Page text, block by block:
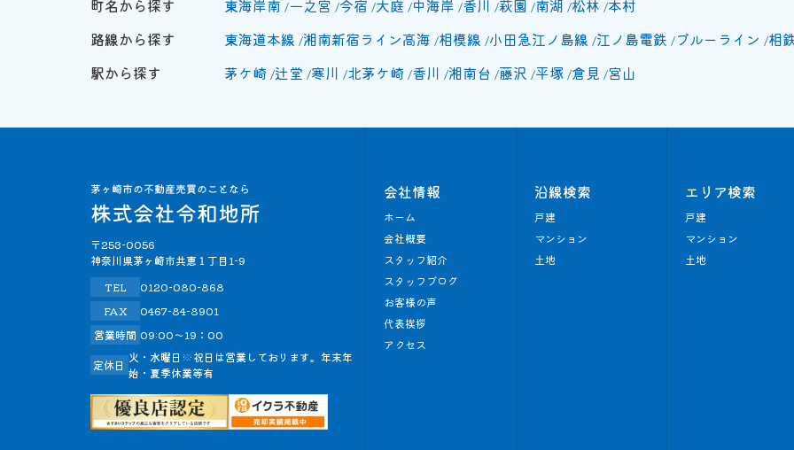
町名から探す
東海岸南 一之宮 今宿 大庭 中海岸 香川 萩園 南湖 松林 本村
路線から探す
東海道本線 湘南新宿ライン高海 相模線 小田急江ノ島線 江ノ島電鉄 ブルーライン 相
駅から探す
茅ケ崎 辻堂 寒川 北茅ケ崎 香川 湘南台 藤沢 平塚 倉見 宮山
〒253-0056
神奈川県茅ヶ崎市共恵１丁目1-9
TEL
0120-080-868
FAX
0467-84-8901
営業時間 09:00～19：00
定休日
火・水曜日※祝日は営業しております。年末年
始・夏季休業等有
会社情報
ホーム
会社概要
スタッフ紹介
スタッフブログ
お客様の声
代表挨拶
アクセス
沿線検索
戸建
マンション
土地
エリア検索
戸建
マンション
土地